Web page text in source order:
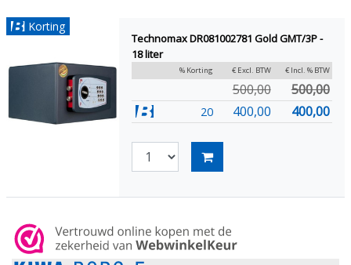
Korting
Technomax DR081002781 Gold GMT/3P -
18 liter
% Korting € Excl. BTW € Incl. % BTW
500,00 500,00
20 400,00 400,00